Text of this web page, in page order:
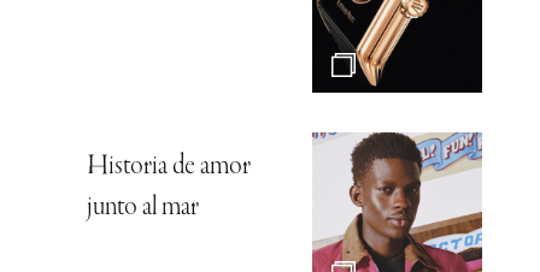
Historia de amor
junto al mar